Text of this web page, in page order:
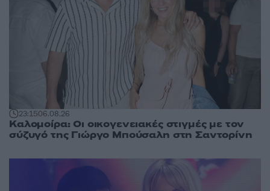
23:1506.08.26
Καλομοίρα: Οι οικογενειακές στιγμές με τον
σύζυγό της Γιώργο Μπούσαλη στη Σαντορίνη